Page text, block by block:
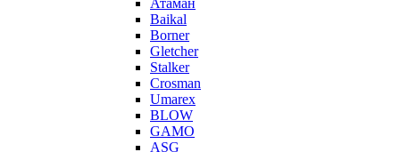
Атаман
Baikal
Borner
Gletcher
Stalker
Crosman
Umarex
BLOW
GAMO
ASG